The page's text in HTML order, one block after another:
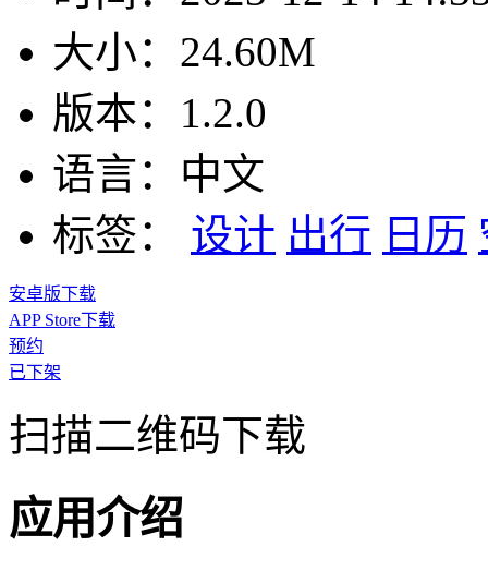
大小： 24.60M
版本： 1.2.0
语言： 中文
标签：
设计 出行 日历
安卓版下载
APP Store下载
预约
已下架
扫描二维码下载
应用介绍